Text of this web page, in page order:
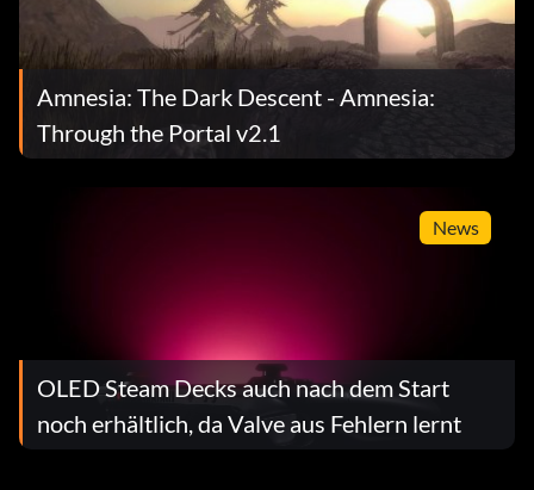
Amnesia: The Dark Descent - Amnesia:
Through the Portal v2.1
News
OLED Steam Decks auch nach dem Start
noch erhältlich, da Valve aus Fehlern lernt